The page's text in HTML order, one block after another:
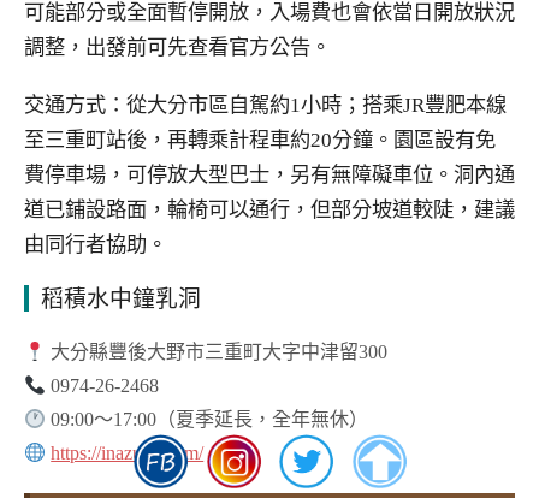
可能部分或全面暫停開放，入場費也會依當日開放狀況
調整，出發前可先查看官方公告。
交通方式：從大分市區自駕約1小時；搭乘JR豐肥本線
至三重町站後，再轉乘計程車約20分鐘。園區設有免
費停車場，可停放大型巴士，另有無障礙車位。洞內通
道已鋪設路面，輪椅可以通行，但部分坡道較陡，建議
由同行者協助。
稻積水中鐘乳洞
大分縣豐後大野市三重町大字中津留300
0974-26-2468
09:00～17:00（夏季延長，全年無休）
https://inazumi.com/